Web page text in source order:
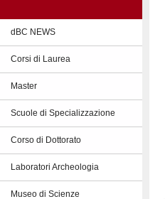
dBC NEWS
Corsi di Laurea
Master
Scuole di Specializzazione
Corso di Dottorato
Laboratori Archeologia
Museo di Scienze